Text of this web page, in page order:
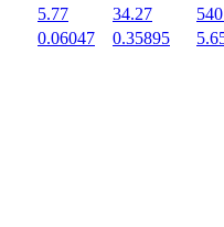
5.77 34.27
0.06047 0.35895